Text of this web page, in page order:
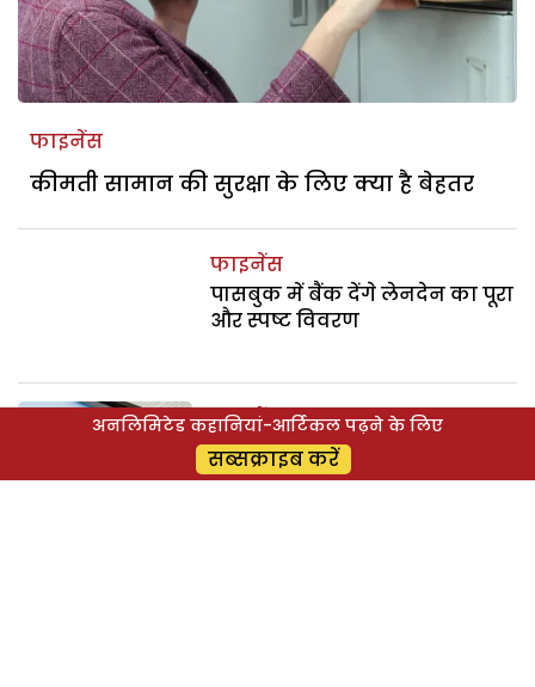
फाइनेंस
कीमती सामान की सुरक्षा के लिए क्या है बेहतर
फाइनेंस
पासबुक में बैंक देंगे लेनदेन का पूरा
और स्पष्ट विवरण
फाइनेंस
क्या होती है पोर्टफोलियो मैनेजमेंट
स्कीम?
अनलिमिटेड कहानियां-आर्टिकल पढ़ने के लिए
सब्सक्राइब करें